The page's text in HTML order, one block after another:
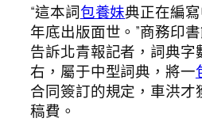
“這本詞包養妹典正在編
年底出版面世。”商務印
告訴北青報記者，詞典字
右，屬于中型詞典，將一
合同簽訂的規定，車洪
稿費。